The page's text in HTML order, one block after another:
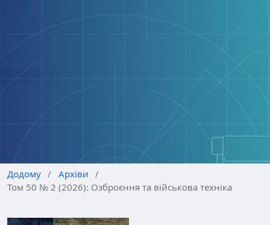
Додому / Архіви
/
Том 50 № 2 (2026): Озброєння та військова техніка